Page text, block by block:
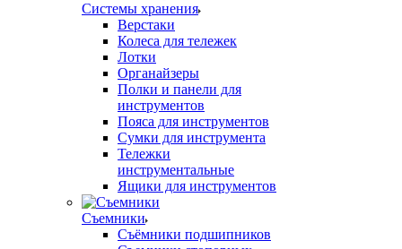
Системы хранения
Верстаки
Колеса для тележек
Лотки
Органайзеры
Полки и панели для
инструментов
Пояса для инструментов
Сумки для инструмента
Тележки
инструментальные
Ящики для инструментов
Съемники
Съёмники подшипников